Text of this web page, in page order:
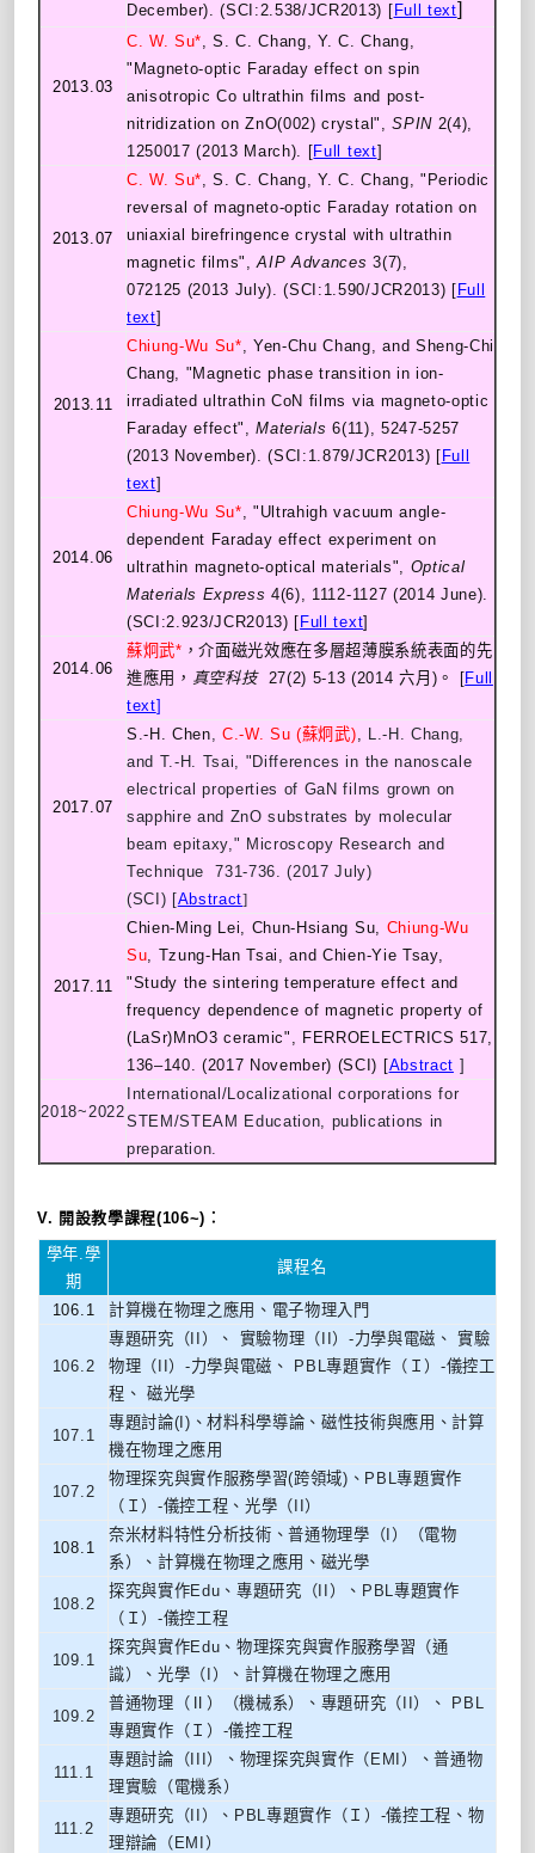
December). (SCI:2.538/JCR2013) [Full text]
2013.03
C. W. Su* , S. C. Chang, Y. C. Chang,
"Magneto-optic Faraday effect on spin
anisotropic Co ultrathin films and post-
nitridization on ZnO(002) crystal",SPIN2(4),
1250017 (2013 March). [Full text]
2013.07
C. W. Su* , S. C. Chang, Y. C. Chang, "Periodic
reversal of magneto-optic Faraday rotation on
uniaxial birefringence crystal with ultrathin
magnetic films",AIP Advances 3(7),
072125 (2013 July). (SCI:1.590/JCR2013) [Full
text]
2013.11
Chiung-Wu Su* , Yen-Chu Chang, and Sheng-Chi
Chang, "Magnetic phase transition in ion-
irradiated ultrathin CoN films via magneto-optic
Faraday effect",Materials 6(11), 5247-5257
(2013 November). (SCI:1.879/JCR2013) [Full
text]
2014.06
Chiung-Wu Su* , "Ultrahigh vacuum angle-
dependent Faraday effect experiment on
ultrathin magneto-optical materials", Optical
Materials Express 4(6), 1112-1127 (2014 June).
(SCI:2.923/JCR2013) [Full text]
2014.06
蘇炯武* ，介面磁光效應在多層超薄膜系統表面的先
進應用， 真空科技 27(2) 5-13 (2014 六月)。 [Full
text]
2017.07
S.-H. Chen ,C.-W. Su (蘇炯武) L.-H. Chang
and T.-H. Tsai, "Differences in the nanoscale
electrical properties of GaN films grown on
sapphire and ZnO substrates by molecular
beam epitaxy," Microscopy Research and
Technique 731-736. (2017 July)
(SCI) [Abstract]
2017.11
Chien-Ming Lei , Chun-Hsiang Su, Chiung-Wu
Su , Tzung-Han Tsai, and Chien-Yie Tsay,
"Study the sintering temperature effect and
frequency dependence of magnetic property of
(LaSr)MnO3 ceramic", FERROELECTRICS 517,
136–140. (2017 November) (SCI) [Abstract ]
2018~2022
International/Localizational corporations for
STEM/STEAM Education, publications in
preparation.
V. 開設教學課程(106~) ︰
學年.學
期
課程名
106.1 計算機在物理之應用、電子物理入門
106.2
專題研究（II）、 實驗物理（II）-力學與電磁、 實驗
物理（II）-力學與電磁、 PBL專題實作（Ｉ）-儀控工
程、 磁光學
107.1
專題討論(I)、材料科學導論、磁性技術與應用、計算
機在物理之應用
107.2
物理探究與實作服務學習(跨領域)、PBL專題實作
（Ｉ）-儀控工程 、光學（II）
108.1
奈米材料特性分析技術、普通物理學（I）（電物
系）、計算機在物理之應用、磁光學
108.2
探究與實作Edu、專題研究（II）、PBL專題實作
（Ｉ）-儀控工程
109.1
探究與實作Edu、物理探究與實作服務學習（通
識）、光學（I）、計算機在物理之應用
109.2
普通物理（Ⅱ）（機械系）、專題研究（II）、 PBL
專題實作（Ｉ）-儀控工程
111.1
專題討論（III）、物理探究與實作（EMI）、普通物
理實驗（電機系）
111.2
專題研究（II）、PBL專題實作（Ｉ）-儀控工程、物
理辯論（EMI）